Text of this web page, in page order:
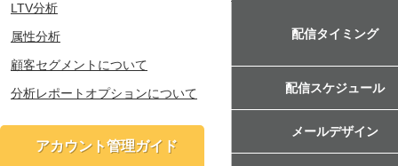
配信タイミング
配信スケジュール
メールデザイン
LTV分析
属性分析
顧客セグメントについて
分析レポートオプションについて
アカウント管理ガイド